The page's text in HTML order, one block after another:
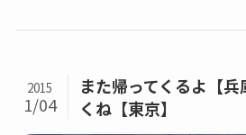
また帰ってくるよ【
くね【東京】
2015
1/04